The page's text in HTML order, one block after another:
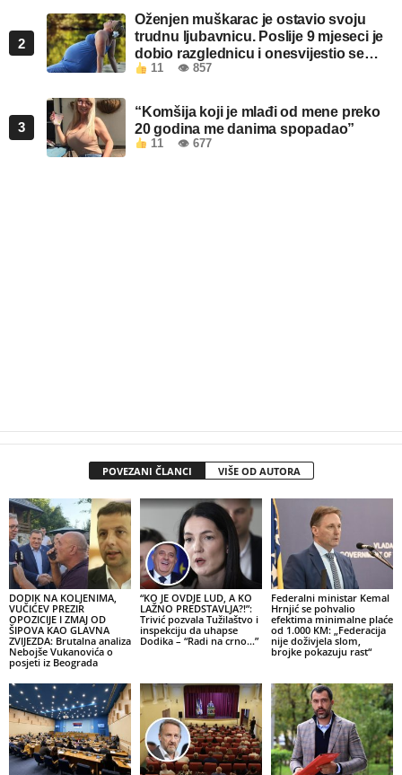
2
Oženjen muškarac je ostavio svoju
trudnu ljubavnicu. Poslije 9 mjeseci je
dobio razglednicu i onesvijestio se
kada je pročitao šta piše!
11 👁 857
3
“Komšija koji je mlađi od mene preko
20 godina me danima spopadao”
11 👁 677
POVEZANI ČLANCI VIŠE OD AUTORA
DODIK NA KOLJENIMA,
VUČIĆEV PREZIR
OPOZICIJE I ZMAJ OD
ŠIPOVA KAO GLAVNA
ZVIJEZDA: Brutalna analiza
Nebojše Vukanovića o
posjeti iz Beograda
“KO JE OVDJE LUD, A KO
LAŽNO PREDSTAVLJA?!”:
Trivić pozvala Tužilaštvo i
inspekciju da uhapse
Dodika – “Radi na crno…”
Federalni ministar Kemal
Hrnjić se pohvalio
efektima minimalne plaće
od 1.000 KM: „Federacija
nije doživjela slom,
brojke pokazuju rast“